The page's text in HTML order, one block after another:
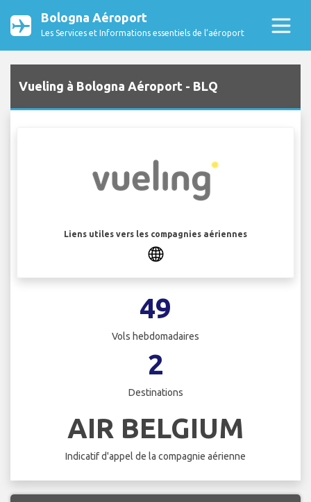
Bologna Aéroport
Les Services et Informations essentiels de l’aéroport
Vueling à Bologna Aéroport - BLQ
Liens utiles vers les compagnies aériennes
49
Vols hebdomadaires
2
Destinations
AIR BELGIUM
Indicatif d'appel de la compagnie aérienne